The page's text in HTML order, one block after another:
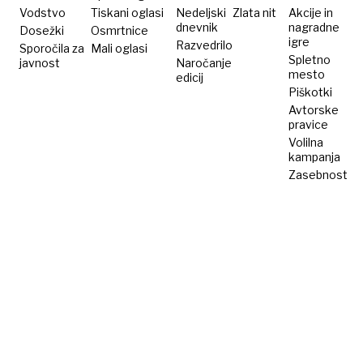
Vodstvo
Dosežki
Sporočila za
javnost
Tiskani oglasi
Osmrtnice
Mali oglasi
Nedeljski
dnevnik
Razvedrilo
Naročanje
edicij
Zlata nit
Akcije in
nagradne
igre
Spletno
mesto
Piškotki
Avtorske
pravice
Volilna
kampanja
Zasebnost